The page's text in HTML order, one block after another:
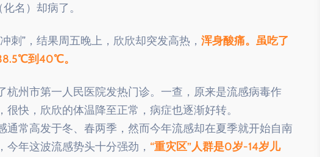
名）却病了。
刺”，结果周五晚上，欣欣却突发高热， 浑身酸痛。虽吃了
到40℃。
杭州市第一人民医院发热门诊。一查，原来是流感病毒作
快，欣欣的体温降至正常，病症也逐渐好转。
通常高发于冬、春两季，然而今年流感却在夏季就开始自南
年这波流感势头十分强劲， “重灾区”人群是0岁-14岁儿